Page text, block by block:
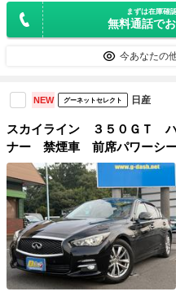
まずは在庫確
無料通話で
今あなたの
NEW グーネットセレクト 日産
スカイライン ３５０ＧＴ
ナー 禁煙車 前席パワーシ
ビ アラウドビューモニタ
ー＆プッシュスタート シー
トロール 取説記録簿